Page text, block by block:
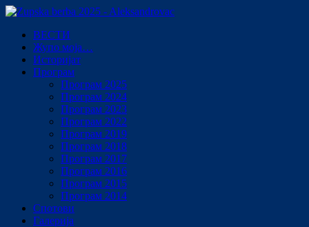
ВЕСТИ
Жупо моја…
Историјат
Програм
Програм 2025
Програм 2024
Програм 2023
Програм 2022
Програм 2019
Програм 2018
Програм 2017
Програм 2016
Програм 2015
Програм 2014
Спотови
Галерија